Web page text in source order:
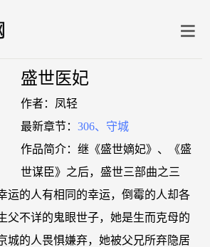
盛世医妃
作者：凤轻
最新章节：306、守城
作品简介：继《盛世嫡妃》、《盛
世谋臣》之后，盛世三部曲之三
的人有相同的幸运，倒霉的人却各
父不详的鬼眼世子，她是生而克母的
城的人畏惧嫌弃，她被父兄所弃隐居